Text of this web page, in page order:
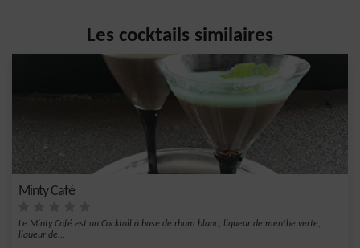
Les cocktails similaires
Minty Café
Le Minty Café est un Cocktail à base de rhum blanc, liqueur de menthe verte,
liqueur de...